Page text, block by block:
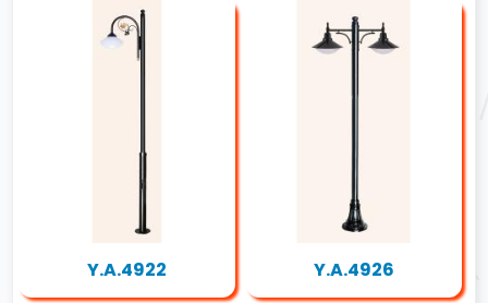
Y.A.4922 Y.A.4926